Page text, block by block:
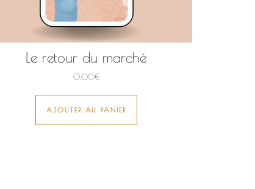
Le retour du marché
0,00€
AJOUTER AU PANIER